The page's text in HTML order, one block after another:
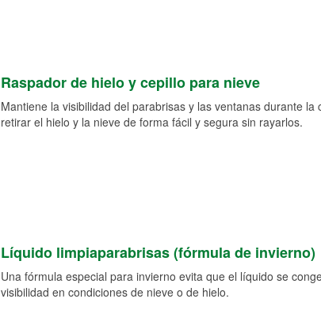
Raspador de hielo y cepillo para nieve
Mantiene la visibilidad del parabrisas y las ventanas durante
retirar el hielo y la nieve de forma fácil y segura sin rayarlos.
Líquido limpiaparabrisas (fórmula de invierno)
Una fórmula especial para invierno evita que el líquido se
visibilidad en condiciones de nieve o de hielo.